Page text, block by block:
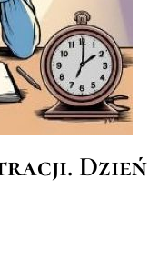
Dzień